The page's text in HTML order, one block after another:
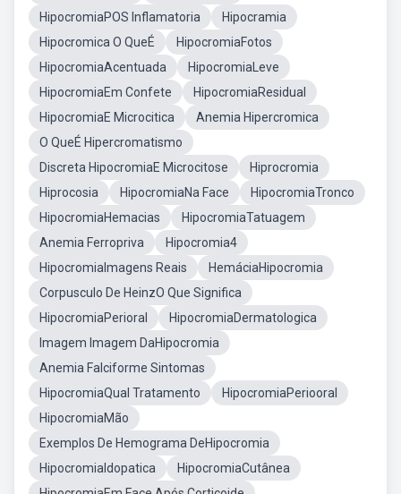
HipocromiaPOS Inflamatoria
Hipocramia
Hipocromica O QueÉ
HipocromiaFotos
HipocromiaAcentuada
HipocromiaLeve
HipocromiaEm Confete
HipocromiaResidual
HipocromiaE Microcitica
Anemia Hipercromica
O QueÉ Hipercromatismo
Discreta HipocromiaE Microcitose
Hiprocromia
Hiprocosia
HipocromiaNa Face
HipocromiaTronco
HipocromiaHemacias
HipocromiaTatuagem
Anemia Ferropriva
Hipocromia4
HipocromiaImagens Reais
HemáciaHipocromia
Corpusculo De HeinzO Que Significa
HipocromiaPerioral
HipocromiaDermatologica
Imagem Imagem DaHipocromia
Anemia Falciforme Sintomas
HipocromiaQual Tratamento
HipocromiaPeriooral
HipocromiaMão
Exemplos De Hemograma DeHipocromia
HipocromiaIdopatica
HipocromiaCutânea